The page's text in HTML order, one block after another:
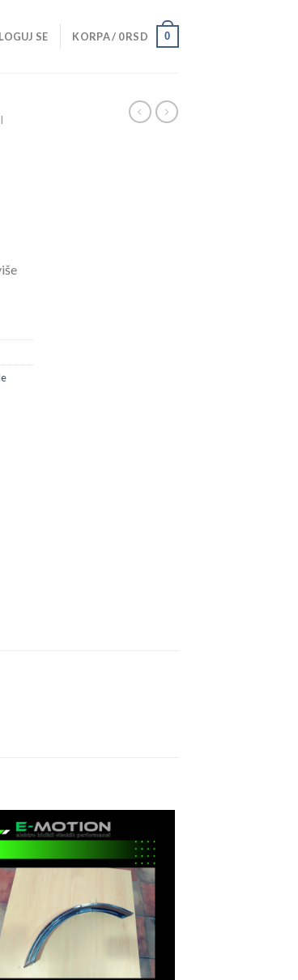
SE KORPA / 0RSD 0
Dodati
na
listu
želja